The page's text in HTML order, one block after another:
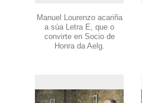
Manuel Lourenzo acariña
a súa Letra E, que o
convirte en Socio de
Honra da Aelg.